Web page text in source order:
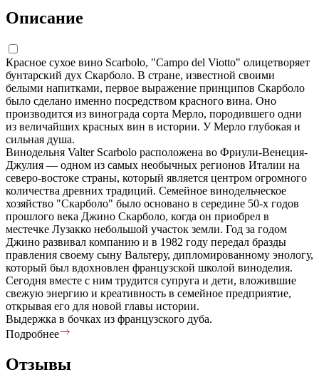
Описание
Красное сухое вино Scarbolo, "Campo del Viotto" олицетворяет
бунтарский дух Скарболо. В стране, известной своими
белыми напитками, первое выражение принципов Скарболо
было сделано именно посредством красного вина. Оно
производится из винограда сорта Мерло, породившего одни
из величайших красных вин в истории. У Мерло глубокая и
сильная душа.
Винодельня Valter Scarbolo расположена во Фриули-Венеция-
Джулия — одном из самых необычных регионов Италии на
северо-востоке страны, который является центром огромного
количества древних традиций. Семейное винодельческое
хозяйство "Скарболо" было основано в середине 50-х годов
прошлого века Джино Скарболо, когда он приобрел в
местечке Лузакко небольшой участок земли. Год за годом
Джино развивал компанию и в 1982 году передал бразды
правления своему сыну Вальтеру, дипломированному энологу,
который был вдохновлен французской школой виноделия.
Сегодня вместе с ним трудится супруга и дети, вложившие
свежую энергию и креативность в семейное предприятие,
открывая его для новой главы истории.
Выдержка в бочках из французского дуба.
Подробнее
Отзывы